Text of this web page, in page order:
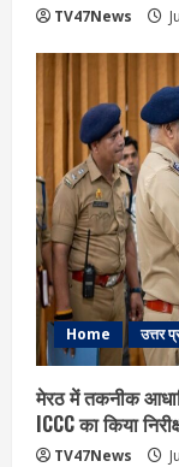
TV47News
Home उत्तर
मेरठ में तकनीक
ICCC का किया
TV47News